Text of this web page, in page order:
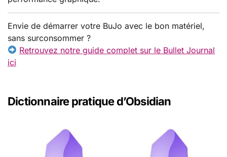
Envie de démarrer votre BuJo avec le bon matériel,
sans surconsommer ?
Retrouvez notre guide complet sur le Bullet Journal
ici
Dictionnaire pratique d’Obsidian